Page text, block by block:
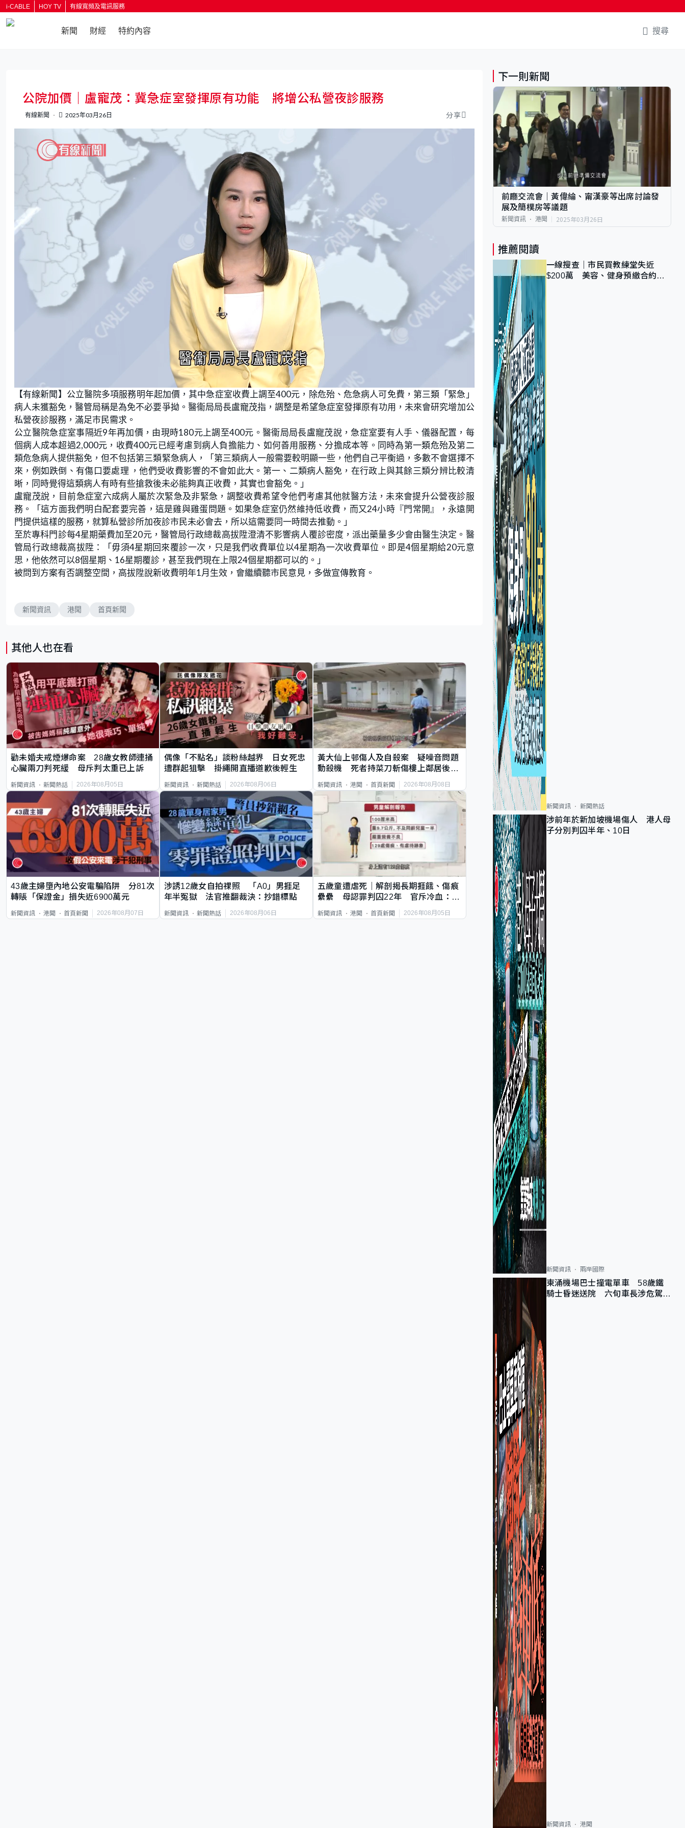
i-CABLE HOY TV 有線寬頻及電訊服務
新聞 財經 特約內容 搜尋
公院加價｜盧寵茂：冀急症室發揮原有功能 將增公私營夜診服務
有線新聞 2025年03月26日 分享
n
m
u
t
e
a
d
d
:
1
9
.
8
8
%
【有線新聞】公立醫院多項服務明年起加價，其中急症室收費上調至400元，除危殆、危急病人可免費，第三類「緊急」
病人未獲豁免，醫管局稱是為免不必要爭拗。醫衞局局長盧寵茂指，調整是希望急症室發揮原有功用，未來會研究增加公
私營夜診服務，滿足巿民需求。
公立醫院急症室事隔近9年再加價，由現時180元上調至400元。醫衞局局長盧寵茂說，急症室要有人手、儀器配置，每
個病人成本超過2,000元，收費400元已經考慮到病人負擔能力、如何善用服務、分擔成本等。同時為第一類危殆及第二
類危急病人提供豁免，但不包括第三類緊急病人，「第三類病人一般需要較明顯一些，他們自己平衡過，多數不會選擇不
來，例如跌倒、有傷口要處理 ，他們受收費影響的不會如此大。第一、二類病人豁免，在行政上與其餘三類分辨比較清
晰，同時覺得這類病人有時有些搶救後未必能夠真正收費，其實也會豁免。」
盧寵茂說，目前急症室六成病人屬於次緊急及非緊急，調整收費希望令他們考慮其他就醫方法，未來會提升公營夜診服
務。「這方面我們明白配套要完善，這是雞與雞蛋問題。如果急症室仍然維持低收費，而又24小時『門常開』，永遠開
門提供這樣的服務，就算私營診所加夜診市民未必會去，所以這需要同一時間去推動。」
至於專科門診每4星期藥費加至20元，醫管局行政總裁高拔陞澄清不影響病人覆診密度，派出藥量多少會由醫生決定。醫
管局行政總裁高拔陞：「毋須4星期回來覆診一次，只是我們收費單位以4星期為一次收費單位。即是4個星期給20元意
思，他依然可以8個星期、16星期覆診，甚至我們現在上限24個星期都可以的。」
被問到方案有否調整空間，高拔陞說新收費明年1月生效，會繼續聽市民意見，多做宣傳教育。
新聞資訊 港聞 首頁新聞
其他人也在看
勸未婚夫戒煙爆命案 28歲女教師連捅
心臟兩刀判死緩 母斥判太重已上訴
新聞資訊 新聞熱話 2026年08月05日
偶像「不點名」談粉絲越界 日女死忠
遭群起狙擊 掛繩開直播道歉後輕生
新聞資訊 新聞熱話 2026年08月06日
黃大仙上邨傷人及自殺案 疑噪音問題
動殺機 死者持菜刀斬傷樓上鄰居後墮
新聞資訊 港聞 首頁新聞 2026年08月08日
43歲主婦墮內地公安電騙陷阱 分81次
轉賬「保證金」損失近6900萬元
新聞資訊 港聞 首頁新聞 2026年08月07日
涉誘12歲女自拍祼照 「A0」男捱足
年半冤獄 法官推翻裁決：抄錯標點
新聞資訊 新聞熱話 2026年08月06日
五歲童遭虐死｜解剖揭長期捱餓、傷痕
纍纍 母認罪判囚22年 官斥冷血：同
新聞資訊 港聞 首頁新聞 2026年08月05日
下一則新聞
前廳交流會｜黃偉綸、甯漢豪等出席討論發
展及簡樸房等議題
新聞資訊 港聞 2025年03月26日
推薦閱讀
一線搜查｜市民買教練堂失近
$200萬 美容、健身預繳合約擬
新聞資訊 新聞熱話
涉前年於新加坡機場傷人 港人母
子分別判囚半年、10日
新聞資訊 兩岸國際
東涌機場巴士撞電單車 58歲鐵
騎士昏迷送院 六旬車長涉危駕被
新聞資訊 港聞